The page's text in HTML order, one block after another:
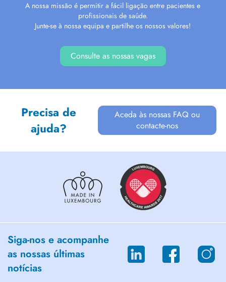
A nossa missão é permitir a fácil ligação entre pacientes e
profissionais de saúde.
Junte-se à nossa equipa e partilhe os nossos valores!
Consulte as nossas vagas
Precisa de
ajuda?
Aceda às nossas FAQ ou
contacte-nos
Siga-nos e acompanhe
as nossas últimas
notícias